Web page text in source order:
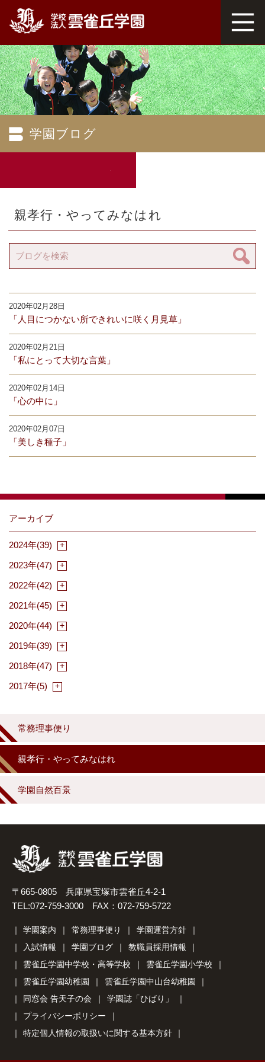
学園ブログ
親孝行・やってみなはれ
2020年02月28日
「人目につかない所できれいに咲く月見草」
2020年02月21日
「私にとって大切な言葉」
2020年02月14日
「心の中に」
2020年02月07日
「美しき種子」
常務理事便り
親孝行・やってみなはれ
学園自然百景
アーカイブ
2024年(39)
2023年(47)
2022年(42)
2021年(45)
2020年(44)
2019年(39)
2018年(47)
2017年(5)
〒665-0805 兵庫県宝塚市雲雀丘4-2-1
TEL:072-759-3000 FAX：072-759-5722
学園案内 常務理事便り
学園運営方針
入試情報
学園ブログ
教職員採用情報
雲雀丘学園中学校・高等学校
雲雀丘学園小学校
雲雀丘学園幼稚園
雲雀丘学園中山台幼稚園
同窓会 告天子の会
学園誌「ひばり」
プライバシーポリシー
特定個人情報の取扱いに関する基本方針